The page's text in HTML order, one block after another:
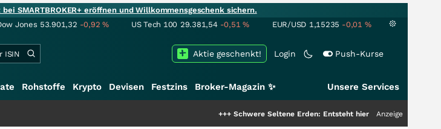
SMARTBROKER+ eröffnen und Willkommensgeschenk sichern.
Jones 53.901,32 -0,92% US Tech 100 29.381,54 -0,51% EUR/USD 1,15235 -0,01 %
Login Push-Kurse
Aktie geschenkt!
Rohstoffe Krypto Devisen Festzins Broker-Magazin ✨ Unsere Services
Schwere Seltene Erden: Entsteht hier die nächste Milliardenstory?
Anzeige